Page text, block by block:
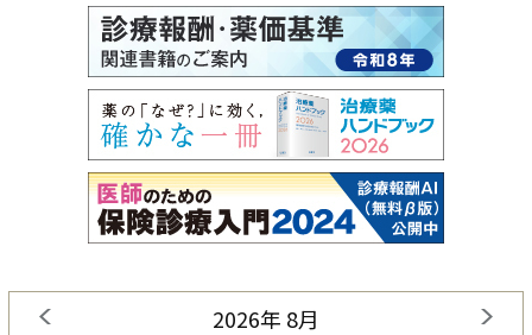
2026年 8月